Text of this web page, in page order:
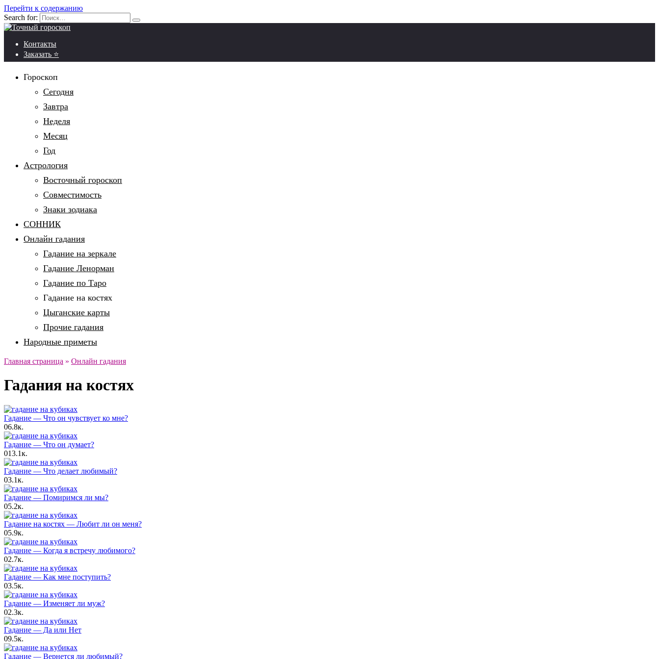
Перейти к содержанию
Search for:
Контакты
Заказать ⭐
Гороскоп
Сегодня
Завтра
Неделя
Месяц
Год
Астрология
Восточный гороскоп
Совместимость
Знаки зодиака
СОННИК
Онлайн гадания
Гадание на зеркале
Гадание Ленорман
Гадание по Таро
Гадание на костях
Цыганские карты
Прочие гадания
Народные приметы
Главная страница » Онлайн гадания
Гадания на костях
Гадание — Что он чувствует ко мне?
06.8к.
Гадание — Что он думает?
013.1к.
Гадание — Что делает любимый?
03.1к.
Гадание — Помиримся ли мы?
05.2к.
Гадание на костях — Любит ли он меня?
05.9к.
Гадание — Когда я встречу любимого?
02.7к.
Гадание — Как мне поступить?
03.5к.
Гадание — Изменяет ли муж?
02.3к.
Гадание — Да или Нет
09.5к.
Гадание — Вернется ли любимый?